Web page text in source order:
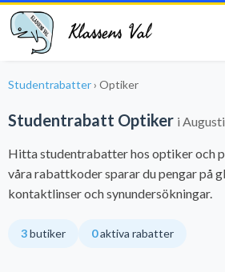
Klassens Val
Studentrabatter› Optiker
Studentrabatt Optiker i
Hitta studentrabatter hos optiker och
våra rabattkoder sparar du pengar på
kontaktlinser och synundersökningar.
3butiker 0aktiva rabatter